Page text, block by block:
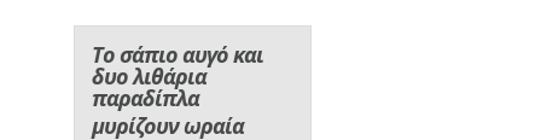
Το σάπιο αυγό και
δυο λιθάρια
παραδίπλα
μυρίζουν ωραία